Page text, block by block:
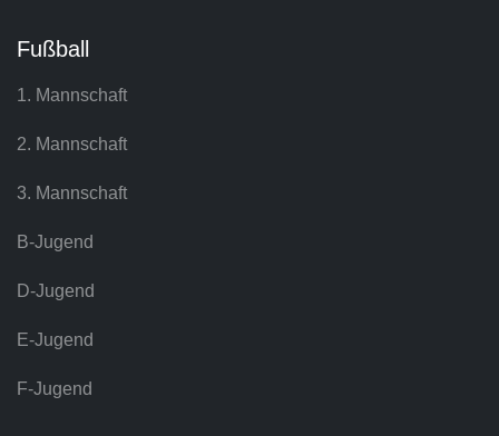
Fußball
1. Mannschaft
2. Mannschaft
3. Mannschaft
B-Jugend
D-Jugend
E-Jugend
F-Jugend